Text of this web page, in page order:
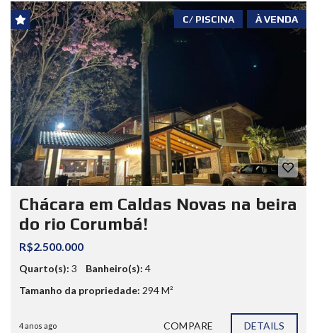
À VENDA
C/ PISCINA
Chácara em Caldas Novas na beira
do rio Corumbá!
R$2.500.000
Quarto(s): 3 Banheiro(s): 4
Tamanho da propriedade: 294 M²
4 anos ago COMPARE DETAILS